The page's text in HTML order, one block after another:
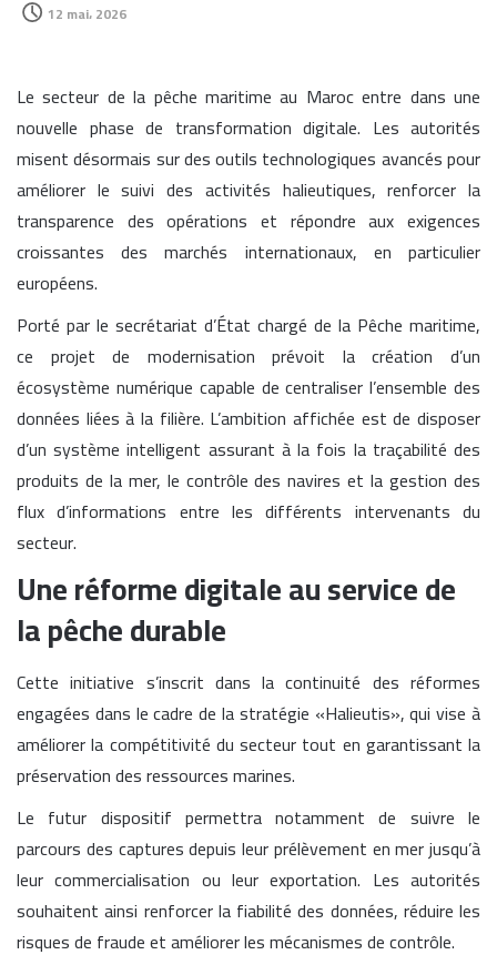
12 mai، 2026
Le secteur de la pêche maritime au Maroc entre dans une
nouvelle phase de transformation digitale. Les autorités
misent désormais sur des outils technologiques avancés pour
améliorer le suivi des activités halieutiques, renforcer la
transparence des opérations et répondre aux exigences
croissantes des marchés internationaux, en particulier
européens.
Porté par le secrétariat d’État chargé de la Pêche maritime,
ce projet de modernisation prévoit la création d’un
écosystème numérique capable de centraliser l’ensemble des
données liées à la filière. L’ambition affichée est de disposer
d’un système intelligent assurant à la fois la traçabilité des
produits de la mer, le contrôle des navires et la gestion des
flux d’informations entre les différents intervenants du
secteur.
Une réforme digitale au service de
la pêche durable
Cette initiative s’inscrit dans la continuité des réformes
engagées dans le cadre de la stratégie «Halieutis», qui vise à
améliorer la compétitivité du secteur tout en garantissant la
préservation des ressources marines.
Le futur dispositif permettra notamment de suivre le
parcours des captures depuis leur prélèvement en mer jusqu’à
leur commercialisation ou leur exportation. Les autorités
souhaitent ainsi renforcer la fiabilité des données, réduire les
risques de fraude et améliorer les mécanismes de contrôle.